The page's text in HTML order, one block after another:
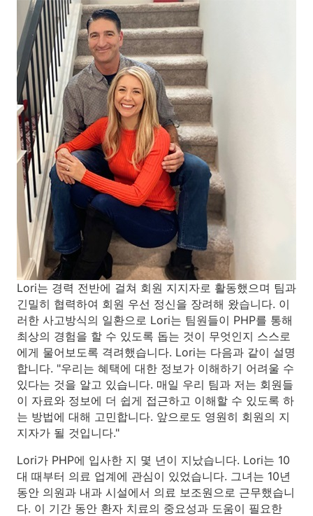
Lori는 경력 전반에 걸쳐 회원 지지자로 활동했으며 팀과
긴밀히 협력하여 회원 우선 정신을 장려해 왔습니다. 이
러한 사고방식의 일환으로 Lori는 팀원들이 PHP를 통해
최상의 경험을 할 수 있도록 돕는 것이 무엇인지 스스로
에게 물어보도록 격려했습니다. Lori는 다음과 같이 설명
합니다. "우리는 혜택에 대한 정보가 이해하기 어려울 수
있다는 것을 알고 있습니다. 매일 우리 팀과 저는 회원들
이 자료와 정보에 더 쉽게 접근하고 이해할 수 있도록 하
는 방법에 대해 고민합니다. 앞으로도 영원히 회원의 지
지자가 될 것입니다."
Lori가 PHP에 입사한 지 몇 년이 지났습니다. Lori는 10
대 때부터 의료 업계에 관심이 있었습니다. 그녀는 10년
동안 의원과 내과 시설에서 의료 보조원으로 근무했습니
다. 이 기간 동안 환자 치료의 중요성과 도움이 필요한